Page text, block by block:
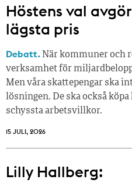
Höstens val
lägsta pris
Debatt. När kommuner och
verksamhet för
Men våra skattepengar ska
lösningen. De ska också
schyssta arbetsvillkor.
15 JULI, 2026
Lilly Hallberg: